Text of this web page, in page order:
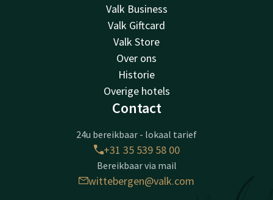
Valk Business
Valk Giftcard
Valk Store
Over ons
Historie
Overige hotels
Contact
24u bereikbaar - lokaal tarief
+31 35 539 58 00
Bereikbaar via mail
wittebergen@valk.com